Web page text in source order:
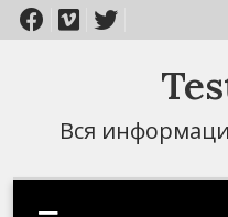
Перейти
к
Вся